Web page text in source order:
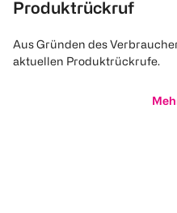
Produktrückruf
Aus Gründen des
aktuellen Produktrückrufe.